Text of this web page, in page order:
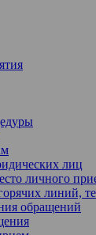
лиц
личного
линий,
обращений